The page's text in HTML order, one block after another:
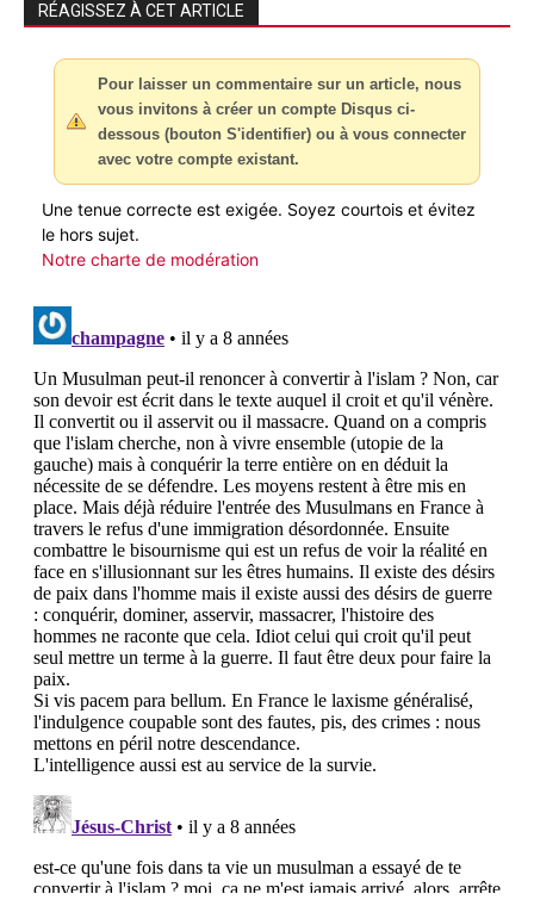
RÉAGISSEZ À CET ARTICLE
Pour laisser un commentaire sur un article, nous
vous invitons à créer un compte Disqus ci-
dessous (bouton S'identifier) ou à vous connecter
avec votre compte existant.
Une tenue correcte est exigée. Soyez courtois et évitez
le hors sujet.
Notre charte de modération